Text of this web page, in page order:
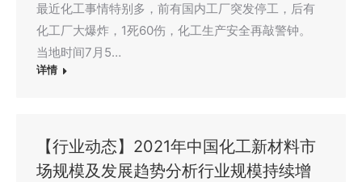
最近化工事情特别多，前有国内工厂突发停工，后有
化工厂大爆炸，1死60伤，化工生产安全再敲警钟。
当地时间7月5…
详情
【行业动态】2021年中国化工新材料市
场规模及发展趋势分析行业规模持续增